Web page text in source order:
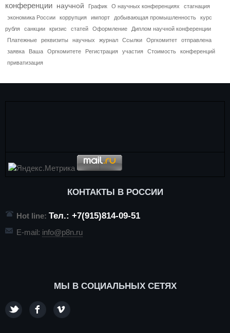
конференции научной График О научных конференциях
стагнация
экономика России
коррупция импорт добывающая промышленность
курс
рубля
санкции кризис статей Оформление
Диплом научной конференции
Платежные
реквизиты научных журнал Ссылки Оргкомитет
отправлена
заявка
Ваша Оргкомитете Регистрация участия Стоимость
конференций
приватизация
КОНТАКТЫ В РОССИИ
Hot line: Тел.: +7(915)814-09-51
E-mail: info@p8n.ru
МЫ В СОЦИАЛЬНЫХ СЕТЯХ